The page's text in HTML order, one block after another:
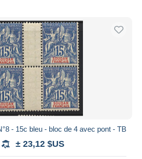
- 15c bleu - bloc de 4 avec pont - TB
± 23,12 $US